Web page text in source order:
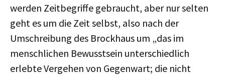
werden Zeitbegriffe gebraucht, aber nur selten
geht es um die Zeit selbst, also nach der
Umschreibung des Brockhaus um „das im
menschlichen Bewusstsein unterschiedlich
erlebte Vergehen von Gegenwart; die nicht